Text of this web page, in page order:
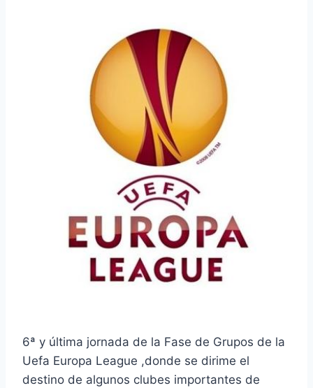
6ª y última jornada de la Fase de Grupos de la
Uefa Europa League ,donde se dirime el
destino de algunos clubes importantes de